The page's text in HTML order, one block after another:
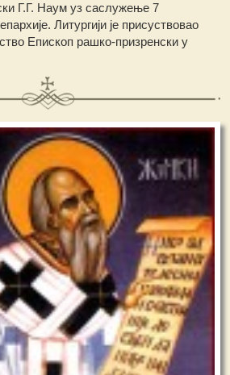
Г.Г. Наум уз саслужење 7
Литургији је присуствовао
Епископ рашко-призренски у